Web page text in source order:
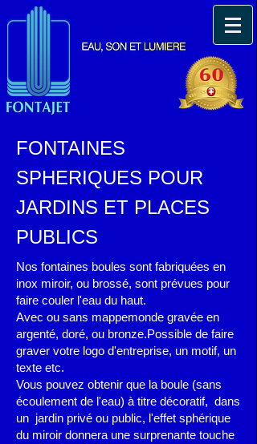
FONTAINES
SPHERIQUES POUR
JARDINS ET PLACES
PUBLICS
Nos fontaines boules sont fabriquées en
inox miroir, ou brossé, sont prévues pour
faire couler l'eau du haut.
Avec ou sans mappemonde gravée en
argenté, doré, ou bronze.Possible de faire
graver votre logo d'entreprise, un motif, un
texte etc.
Vous pouvez obtenir que la boule (sans
écoulement de l'eau) à titre décoratif, dans
un jardin privé ou public, l'effet sphérique
du miroir donnera une surprenante touche